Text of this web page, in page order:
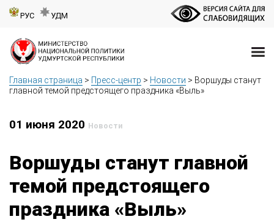
РУС УДМ
Главная страница > Пресс-центр > Новости > Воршуды станут
главной темой предстоящего праздника «Выль»
01 июня 2020 Новости
Воршуды станут главной
темой предстоящего
праздника «Выль»